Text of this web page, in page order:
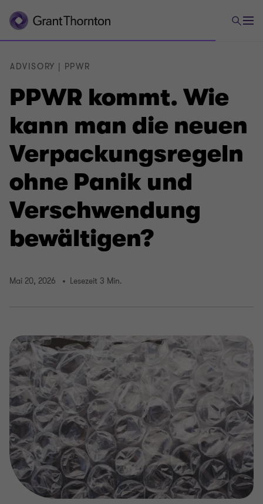
PPWR kommt. Wie
kann man die neuen
Verpackungsregeln
ohne Panik und
Verschwendung
bewältigen?
ADVISORY | PPWR
Mai 20, 2026 Lesezeit 3 Min.